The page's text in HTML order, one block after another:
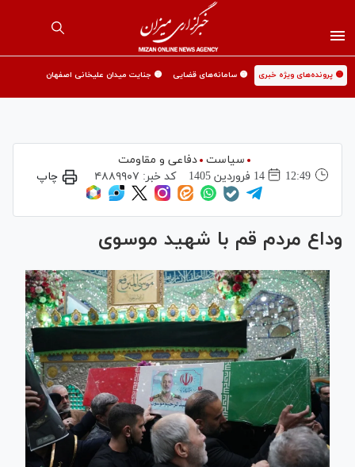
🟡 پرونده‌های ویژه خبری 🟡 سامانه‌های قضایی 🟡 جنایت میدان علیخانی اصفهان
سیاست
دفاعی و مقاومت
12:49
14 فروردين 1405 کد خبر: ۴۸۸۹۹۰۷ چاپ
وداع مردم قم با شهید موسوی